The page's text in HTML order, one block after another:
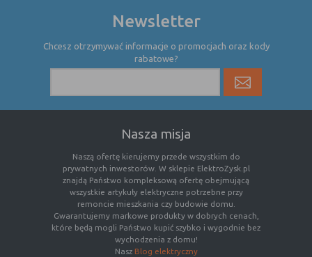
krzystania z niej,
serwisu, ich zablokowanie spowoduje, że
wybrane funkcje nie będą działać
udostępniona jest witryna, ich
niedostępności całości funkcjonalności
serwisu, ale może obniżyć poziom
świadczenia usługi ze względu na brak
możliwości realizacji przez właściciela
witryny przychodów subsydiujących
działanie serwisu. Do tej kategorii należą
np. cookies reklamowe.
Newsletter
Chcesz otrzymywać informacje o promocjach oraz kody
rabatowe?
Nasza misja
Naszą ofertę kierujemy przede wszystkim do
prywatnych inwestorów. W sklepie ElektroZysk.pl
znajdą Państwo kompleksową ofertę obejmującą
wszystkie artykuły elektryczne potrzebne przy
remoncie mieszkania czy budowie domu.
Gwarantujemy markowe produkty w dobrych cenach,
które będą mogli Państwo kupić szybko i wygodnie bez
wychodzenia z domu!
Nasz Blog elektryczny